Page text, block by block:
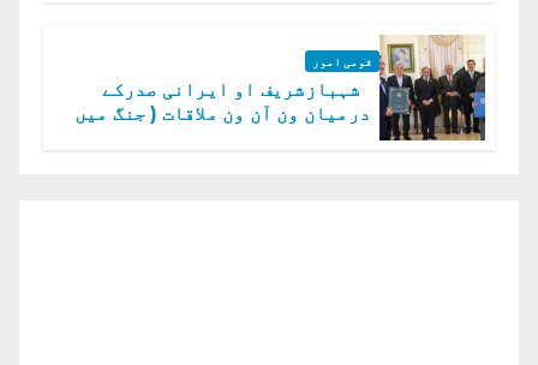
قومی امور
شہبازشریف او ایرانی صدرکے
درمیان ون آن ون ملاقات ( جنگ میں